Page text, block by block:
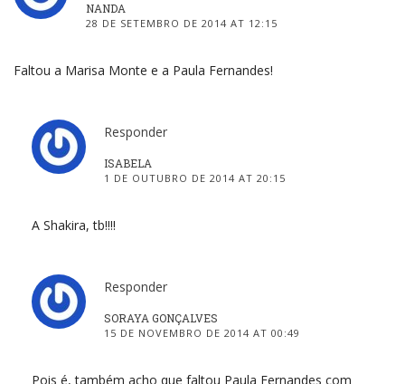
NANDA
28 DE SETEMBRO DE 2014 AT 12:15
Faltou a Marisa Monte e a Paula Fernandes!
Responder
ISABELA
1 DE OUTUBRO DE 2014 AT 20:15
A Shakira, tb!!!!
Responder
SORAYA GONÇALVES
15 DE NOVEMBRO DE 2014 AT 00:49
Pois é, também acho que faltou Paula Fernandes com